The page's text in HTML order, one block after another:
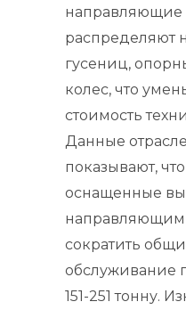
направляющие
распределяют
гусениц,
колес, что
стоимость
Данные
показывают,
оснащенные
сократить
обслуживание
151-251 тонну.